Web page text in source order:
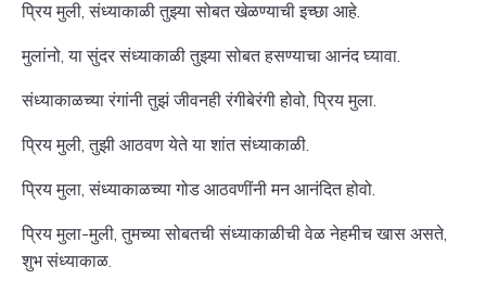
प्रिय मुली, संध्याकाळी तुझ्या सोबत खेळण्याची इच्छा आहे.
मुलांनो, या सुंदर संध्याकाळी तुझ्या सोबत हसण्याचा आनंद घ्यावा.
संध्याकाळच्या रंगांनी तुझं जीवनही रंगीबेरंगी होवो, प्रिय मुला.
प्रिय मुली, तुझी आठवण येते या शांत संध्याकाळी.
प्रिय मुला, संध्याकाळच्या गोड आठवणींनी मन आनंदित होवो.
प्रिय मुला-मुली, तुमच्या सोबतची संध्याकाळीची वेळ नेहमीच खास असते,
शुभ संध्याकाळ.